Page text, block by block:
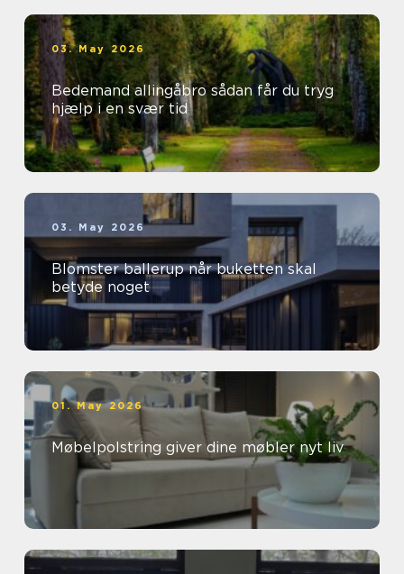
03. May 2026
Bedemand allingåbro sådan får du tryg
hjælp i en svær tid
03. May 2026
Blomster ballerup når buketten skal
betyde noget
01. May 2026
Møbelpolstring giver dine møbler nyt liv